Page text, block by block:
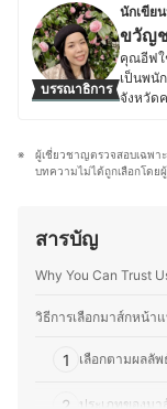
ชะลอวั
จากคุณ
เองใ
เกี่ยวกั
ทั้งมีคว
ไม่ว่าจ
ทำงาน
โรคผิว
ต่าง ๆ
ปร
บรรณาธิการ
นักเขีย
ขวัญ
คุณอีฟใ
เป็นพนั
จังหวัด
แบรนด์
เครื่อง
งามแล้
อาหาร
ของที่นี่
หรือก
ผู้เชี่ยวชาญตรวจสอบเฉพา
บทความไม่ได้ถูกเลือกโดย
สารบัญ
Why You Can Trust
วิธีการเลือกมาส์กหน้า
1 เลือกตามผลลั
2 ประเภทของม